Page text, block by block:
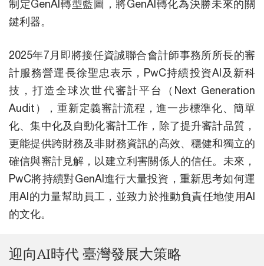
制定GenAI轉型藍圖，將GenAI轉化為決勝未來的關
鍵利器。
2025年7月即將接任資誠聯合會計師事務所所長的審
計服務營運長徐聖忠表示，PwC持續投資AI及新科
技，打造全球次世代審計平台（Next Generation
Audit），重新定義審計流程，進一步標準化、簡單
化、集中化及自動化審計工作，除了提升審計品質，
更能提供跨財務及非財務資訊的高效、穩健和獨立的
確信與審計見解，以建立利害關係人的信任。未來，
PwC將持續對GenAI進行大量投資，重新思考如何運
用AI的力量幫助員工，並致力於推動負責任地使用AI
的文化。
迎向AI時代 臺灣發展大策略